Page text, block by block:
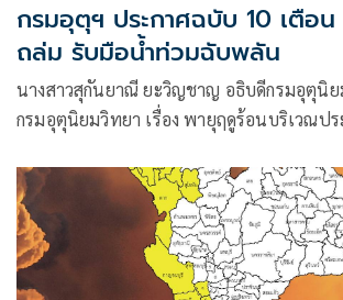
กรมอุตุฯ ประกาศฉบับ 10 เตือ
ถล่ม รับมือน้ำท่วมฉับพลัน
นางสาวสุกันยาณี ยะวิญชาญ อธิบดีกรมอุตุนิย
กรมอุตุนิยมวิทยา เรื่อง พายุฤดูร้อนบริเวณป
พฤษภาคม 2568)ฉบับที่ 10 โดยมีใจความว่า